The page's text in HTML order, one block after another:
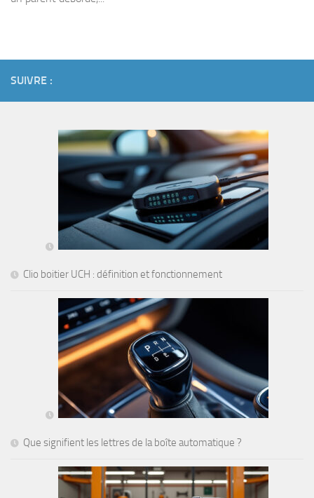
SUIVRE :
Clio boitier UCH : définition et fonctionnement
Que signifient les lettres de la boîte automatique ?